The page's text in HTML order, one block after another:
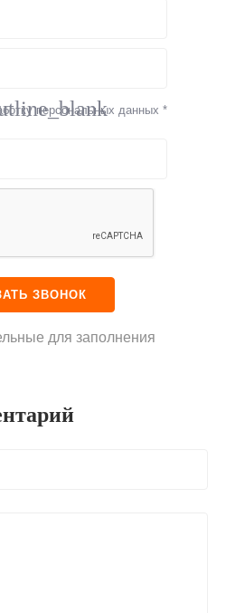
персональных данных *
для заполнения